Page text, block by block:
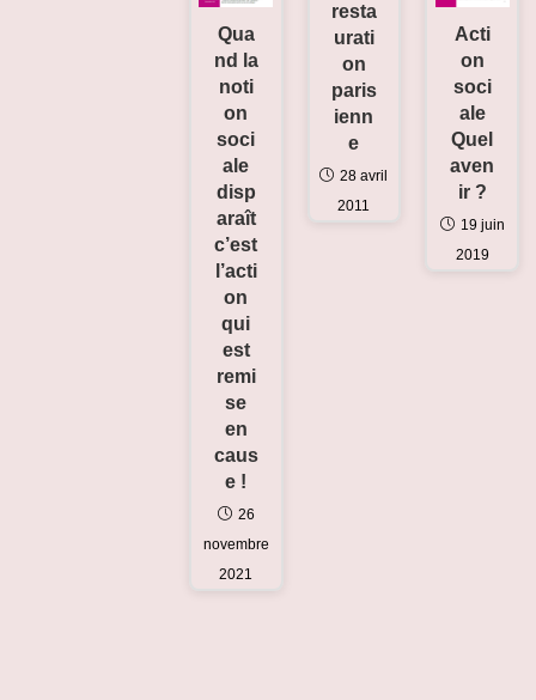
Acti
on
soci
ale
Quel
aven
ir ?
19 juin
2019
resta
urati
on
paris
ienn
e
28 avril
2011
Qua
nd la
noti
on
soci
ale
disp
araît
c’est
l’acti
on
qui
est
remi
se
en
caus
e !
26
novembre
2021